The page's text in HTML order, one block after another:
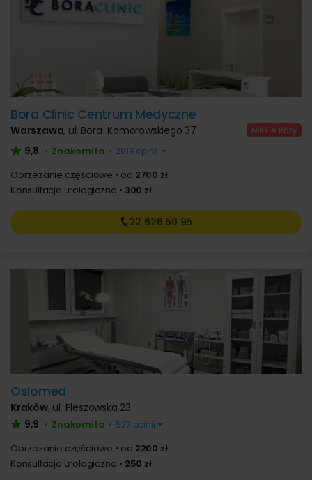
Bora Clinic Centrum Medyczne
Warszawa, ul. Bora-Komorowskiego 37
9,8 • Znakomita • 2819 opinii
Obrzezanie częściowe od 2700 zł
Konsultacja urologiczna
300 zł
22 626 50 95
Oslomed
Kraków, ul. Pleszowska 23
9,9 • Znakomita • 527 opinii
Obrzezanie częściowe od 2200 zł
Konsultacja urologiczna
250 zł